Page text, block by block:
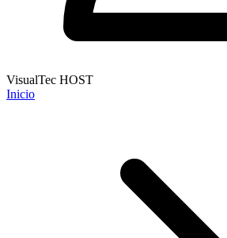
VisualTec HOST
Inicio